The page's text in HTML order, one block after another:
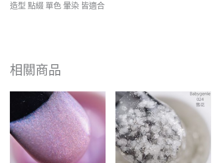
造型 點綴 單色 暈染 皆適合
相關商品